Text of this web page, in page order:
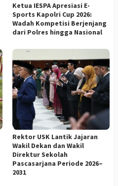
Ketua IESPA Apresiasi E-
Sports Kapolri Cup 2026:
Wadah Kompetisi Berjenjang
dari Polres hingga Nasional
Rektor USK Lantik Jajaran
Wakil Dekan dan Wakil
Direktur Sekolah
Pascasarjana Periode 2026–
2031